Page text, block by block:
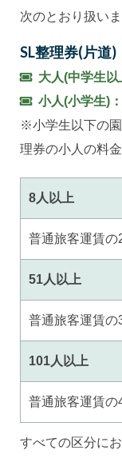
次のとおり扱いま
SL整理券(片道)
大人(中学生以
小人(小学生)
※小学生以下の
理券の小人の料金
8人以上
普通旅客運賃の
51人以上
普通旅客運賃の
101人以上
普通旅客運賃の
すべての区分に